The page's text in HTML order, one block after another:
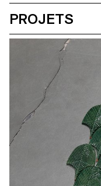
PROJETS